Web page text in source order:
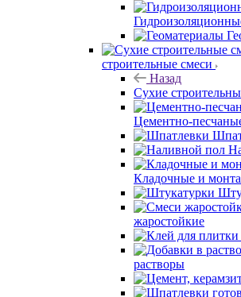
строительные смеси
Назад
Сухие
Цементно-
Кладочные и
жаростойкие
растворы